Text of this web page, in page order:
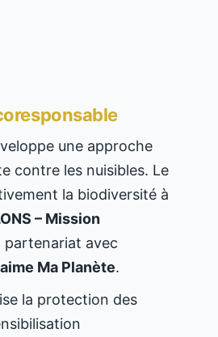
une approche
contre les nuisibles. Le
la biodiversité à
– Mission
partenariat avec
Ma Planète.
la protection des